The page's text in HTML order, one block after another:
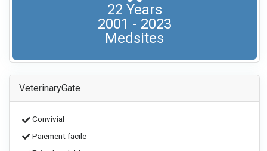
22 Years
2001 - 2023
Medsites
VeterinaryGate
Convivial
Paiement facile